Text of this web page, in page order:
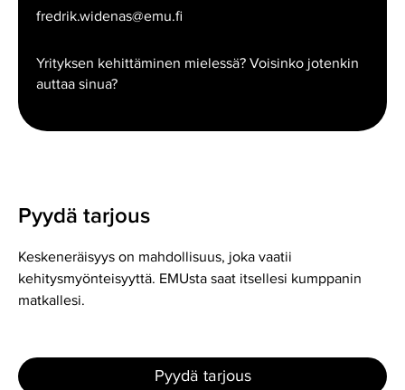
fredrik.widenas@emu.fi
Yrityksen kehittäminen mielessä? Voisinko jotenkin
auttaa sinua?
Pyydä tarjous
Keskeneräisyys on mahdollisuus, joka vaatii
kehitysmyönteisyyttä. EMUsta saat itsellesi kumppanin
matkallesi.
Pyydä tarjous